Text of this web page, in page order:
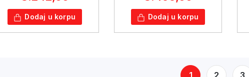
Dodaj u korpu Dodaj u korpu